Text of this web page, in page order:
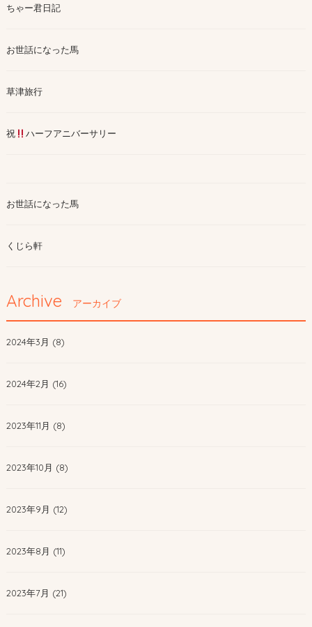
ちゃー君日記
お世話になった馬
草津旅行
祝 ハーフアニバーサリー
お世話になった馬
くじら軒
Archive アーカイブ
2024年3月 (8)
2024年2月 (16)
2023年11月 (8)
2023年10月 (8)
2023年9月 (12)
2023年8月 (11)
2023年7月 (21)